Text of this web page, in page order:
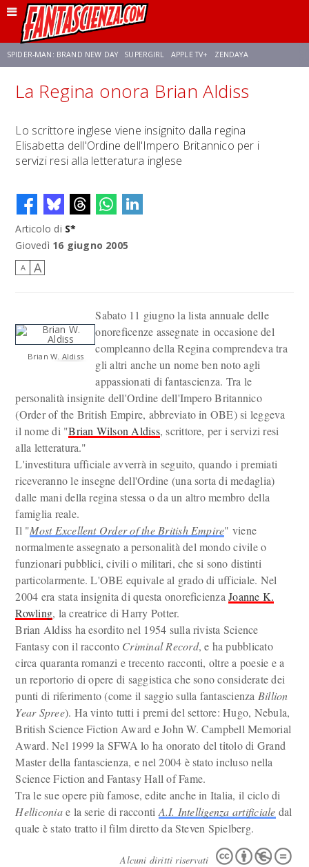
SPIDER-MAN: BRAND NEW DAY SUPERGIRL APPLE TV+ ZENDAYA
FRANCO RICCIARDIELLO AVENGERS: DOOMSDAY STAR TREK NETFLIX
SADIE SINK STAR TREK: STRANGE NEW WORLDS
La Regina onora Brian Aldiss
Lo scrittore inglese viene insignito dalla regina
Elisabetta dell'Ordine dell'Impero Britannico per i
servizi resi alla letteratura inglese
Articolo di S*
Giovedì 16 giugno 2005
A A
Brian W. Aldiss
Sabato 11 giugno la lista annuale delle
onoreficenze assegnate in occasione del
compleanno della Regina comprendeva tra
gli altri anche un nome ben noto agli
appassionati di fantascienza. Tra le
personalità insignite dell'Ordine dell'Impero Britannico
(Order of the British Empire, abbreviato in OBE) si leggeva
il nome di "Brian Wilson Aldiss, scrittore, per i servizi resi
alla letteratura."
L'investitura ufficiale avverrà in seguito, quando i premiati
riceveranno le insegne dell'Ordine (una sorta di medaglia)
dalle mani della regina stessa o da un altro membro della
famiglia reale.
Il "Most Excellent Order of the British Empire" viene
normalmente assegnato a personalità del mondo civile o
funzionari pubblici, civili o militari, che si sono distinti
particolarmente. L'OBE equivale al grado di ufficiale. Nel
2004 era stata insignita di questa onoreficienzaJoanne K.
Rowling, la creatrice di Harry Potter.
Brian Aldiss ha esordito nel 1954 sulla rivista Science
Fantasy con il racconto Criminal Record, e ha pubblicato
circa quaranta romanzi e trecento racconti, oltre a poesie e a
un reportorio di opere di saggistica che sono considerate dei
punti di riferimento (come il saggio sulla fantascienza Billion
Year Spree). Ha vinto tutti i premi del settore: Hugo, Nebula,
British Science Fiction Award e John W. Campbell Memorial
Award. Nel 1999 la SFWA lo ha onorato del titolo di Grand
Master della fantascienza, e nel 2004 è stato incluso nella
Science Fiction and Fantasy Hall of Fame.
Tra le sue opere più famose, edite anche in Italia, il ciclo di
Helliconiae la serie di racconti A.I. Intelligenza artificiale dal
quale è stato tratto il film diretto da Steven Spielberg.
Alcuni diritti riservati